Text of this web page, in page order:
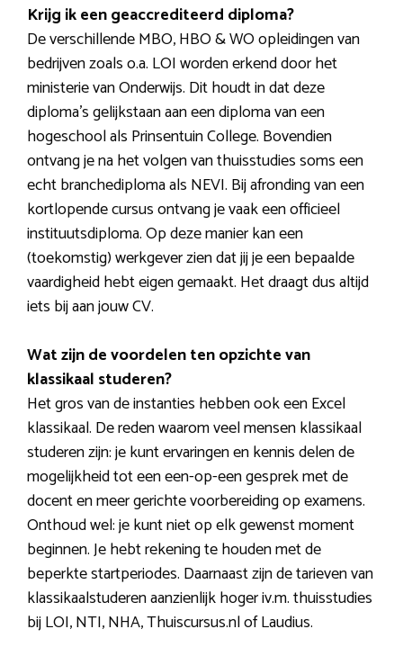
Krijg ik een geaccrediteerd diploma?
De verschillende MBO, HBO & WO opleidingen van
bedrijven zoals o.a. LOI worden erkend door het
ministerie van Onderwijs. Dit houdt in dat deze
diploma’s gelijkstaan aan een diploma van een
hogeschool als Prinsentuin College. Bovendien
ontvang je na het volgen van thuisstudies soms een
echt branchediploma als NEVI. Bij afronding van een
kortlopende cursus ontvang je vaak een officieel
instituutsdiploma. Op deze manier kan een
(toekomstig) werkgever zien dat jij je een bepaalde
vaardigheid hebt eigen gemaakt. Het draagt dus altijd
iets bij aan jouw CV.
Wat zijn de voordelen ten opzichte van
klassikaal studeren?
Het gros van de instanties hebben ook een Excel
klassikaal. De reden waarom veel mensen klassikaal
studeren zijn: je kunt ervaringen en kennis delen de
mogelijkheid tot een een-op-een gesprek met de
docent en meer gerichte voorbereiding op examens.
Onthoud wel: je kunt niet op elk gewenst moment
beginnen. Je hebt rekening te houden met de
beperkte startperiodes. Daarnaast zijn de tarieven van
klassikaalstuderen aanzienlijk hoger iv.m. thuisstudies
bij LOI, NTI, NHA, Thuiscursus.nl of Laudius.